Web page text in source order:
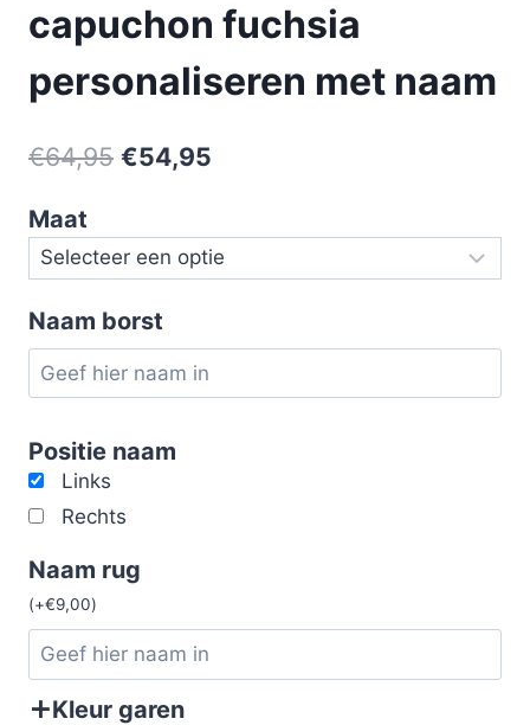
capuchon fuchsia
personaliseren met naam
€64,95 €54,95
Maat
Naam borst
Positie naam
Links
Rechts
Naam rug
(+€9,00)
Kleur garen